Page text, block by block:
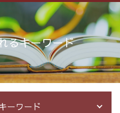
るキーワード
ーワード